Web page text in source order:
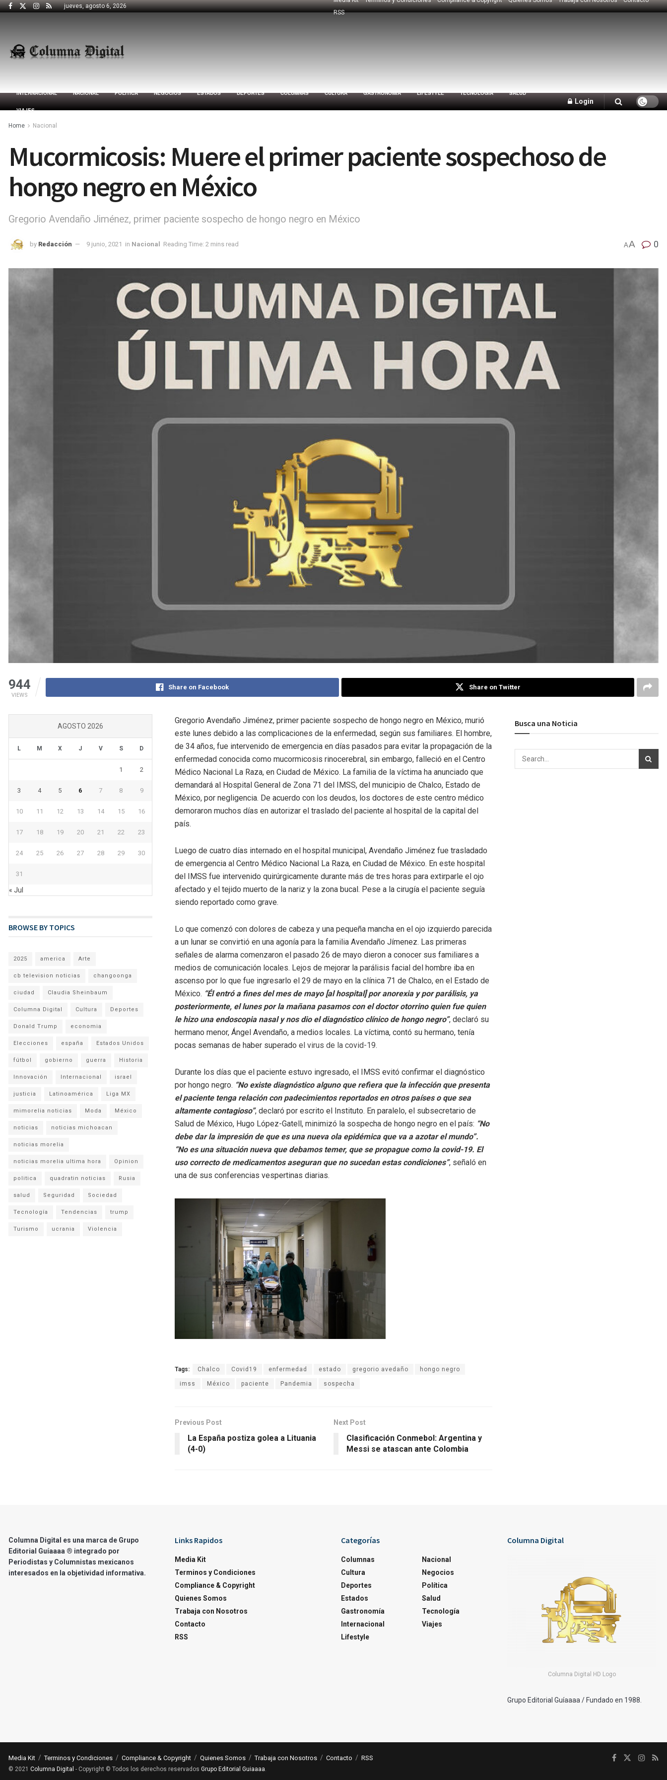
jueves, agosto 6, 2026
RSS
INTERNACIONAL NACIONAL POLÍTICA NEGOCIOS ESTADOS DEPORTES COLUMNAS CULTURA GASTRONOMÍA LIFESTYLE TECNOLOGÍA SALUD
VIAJES
Login
Home Nacional
Mucormicosis: Muere el primer paciente sospechoso de
hongo negro en México
Gregorio Avendaño Jiménez, primer paciente sospecho de hongo negro en México
by Redacción 9 junio, 2021 in Nacional Reading Time: 2 mins read AA 0
944
VIEWS
Share on Facebook Share on Twitter
Gregorio Avendaño Jiménez, primer paciente sospecho de hongo negro en México, murió
este lunes debido a las complicaciones de la enfermedad, según sus familiares. El hombre,
de 34 años, fue intervenido de emergencia en días pasados para evitar la propagación de la
enfermedad conocida como mucormicosis rinocerebral, sin embargo, falleció en el Centro
Médico Nacional La Raza, en Ciudad de México. La familia de la víctima ha anunciado que
demandará al Hospital General de Zona 71 del IMSS, del municipio de Chalco, Estado de
México, por negligencia. De acuerdo con los deudos, los doctores de este centro médico
demoraron muchos días en autorizar el traslado del paciente al hospital de la capital del
país.
Luego de cuatro días internado en el hospital municipal, Avendaño Jiménez fue trasladado
de emergencia al Centro Médico Nacional La Raza, en Ciudad de México. En este hospital
del IMSS fue intervenido quirúrgicamente durante más de tres horas para extirparle el ojo
afectado y el tejido muerto de la nariz y la zona bucal. Pese a la cirugía el paciente seguía
siendo reportado como grave.
Lo que comenzó con dolores de cabeza y una pequeña mancha en el ojo izquierdo parecida
a un lunar se convirtió en una agonía para la familia Avendaño Jímenez. Las primeras
señales de alarma comenzaron el pasado 26 de mayo dieron a conocer sus familiares a
medios de comunicación locales. Lejos de mejorar la parálisis facial del hombre iba en
ascenso por lo que fue ingresarlo el 29 de mayo en la clínica 71 de Chalco, en el Estado de
México. “Él entró a fines del mes de mayo [al hospital] por anorexia y por parálisis, ya
posteriormente, el lunes por la mañana pasamos con el doctor otorrino quien fue quien
le hizo una endoscopia nasal y nos dio el diagnóstico clínico de hongo negro”, declaró su
hermano menor, Ángel Avendaño, a medios locales. La víctima, contó su hermano, tenía
pocas semanas de haber superado el virus de la covid-19.
Durante los días que el paciente estuvo ingresado, el IMSS evitó confirmar el diagnóstico
por hongo negro. “No existe diagnóstico alguno que refiera que la infección que presenta
el paciente tenga relación con padecimientos reportados en otros países o que sea
altamente contagioso”, declaró por escrito el Instituto. En paralelo, el subsecretario de
Salud de México, Hugo López-Gatell, minimizó la sospecha de hongo negro en el país: “No
debe dar la impresión de que es una nueva ola epidémica que va a azotar el mundo”.
“No es una situación nueva que debamos temer, que se propague como la covid-19. El
uso correcto de medicamentos aseguran que no sucedan estas condiciones”, señaló en
una de sus conferencias vespertinas diarias.
Tags: Chalco Covid19 enfermedad estado gregorio avedaño hongo negro
imss México paciente Pandemia sospecha
Previous Post
La España postiza golea a Lituania
(4-0)
Next Post
Clasificación Conmebol: Argentina y
Messi se atascan ante Colombia
AGOSTO 2026
L M X J V S D
1 2
3 4 5 6 7 8 9
10 11 12 13 14 15 16
17 18 19 20 21 22 23
24 25 26 27 28 29 30
31
« Jul
BROWSE BY TOPICS
2025 america Arte
cb television noticias changoonga
ciudad Claudia Sheinbaum
Columna Digital Cultura Deportes
Donald Trump economia
Elecciones españa Estados Unidos
fútbol gobierno guerra Historia
Innovación Internacional israel
justicia Latinoamérica Liga MX
mimorelia noticias Moda México
noticias noticias michoacan
noticias morelia
noticias morelia ultima hora Opinion
politica quadratin noticias Rusia
salud Seguridad Sociedad
Tecnología Tendencias trump
Turismo ucrania Violencia
Busca una Noticia
Columna Digital es una marca de Grupo
Editorial Guíaaaa ® integrado por
Periodistas y Columnistas mexicanos
interesados en la objetividad informativa.
Links Rapidos
Media Kit
Terminos y Condiciones
Compliance & Copyright
Quienes Somos
Trabaja con Nosotros
Contacto
RSS
Categorías
Columnas
Cultura
Deportes
Estados
Gastronomía
Internacional
Lifestyle
Nacional
Negocios
Política
Salud
Tecnología
Viajes
Columna Digital
Columna Digital HD Logo
Grupo Editorial Guíaaaa / Fundado en 1988.
Media Kit Terminos y Condiciones Compliance & Copyright Quienes Somos Trabaja con Nosotros Contacto RSS
© 2021 Columna Digital - Copyright © Todos los derechos reservados Grupo Editorial Guiaaaa